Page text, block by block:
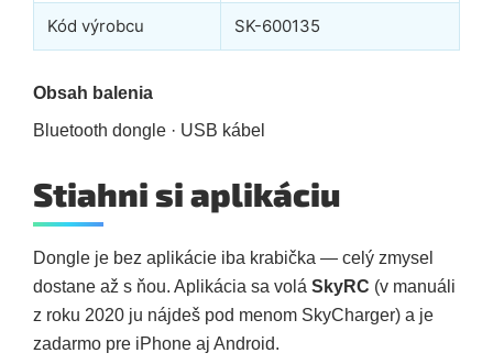
Kód výrobcu SK-600135
Obsah balenia
Bluetooth dongle · USB kábel
Stiahni si aplikáciu
Dongle je bez aplikácie iba krabička — celý zmysel
dostane až s ňou. Aplikácia sa volá SkyRC (v manuáli
z roku 2020 ju nájdeš pod menom SkyCharger) a je
zadarmo pre iPhone aj Android.